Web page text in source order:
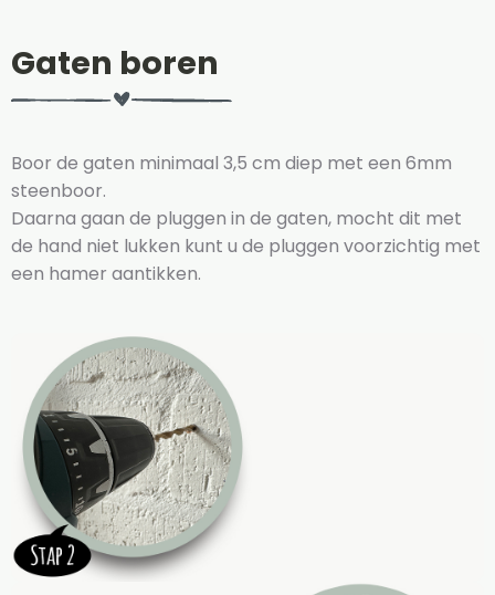
Gaten boren
Boor de gaten minimaal 3,5 cm diep met een 6mm
steenboor.
Daarna gaan de pluggen in de gaten, mocht dit met
de hand niet lukken kunt u de pluggen voorzichtig met
een hamer aantikken.